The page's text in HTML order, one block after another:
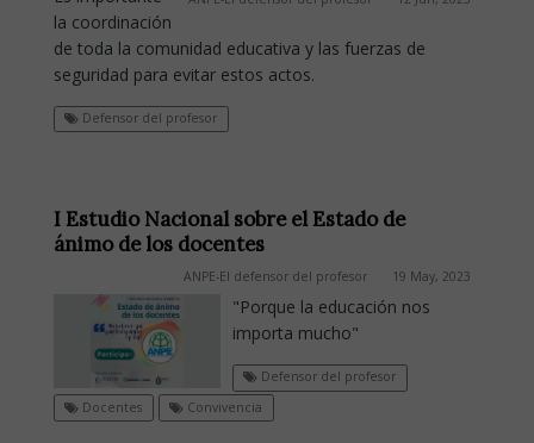
la coordinación
de toda la comunidad educativa y las fuerzas de
seguridad para evitar estos actos.
Defensor del profesor
I Estudio Nacional sobre el Estado de
ánimo de los docentes
ANPE-El defensor del profesor 19 May, 2023
"Porque la educación nos
importa mucho"
Defensor del profesor
Docentes
Convivencia